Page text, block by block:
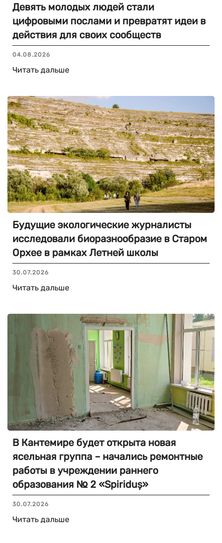
Девять молодых людей стали
цифровыми послами и превратят идеи в
действия для своих сообществ
04.08.2026
Читать дальше
Будущие экологические журналисты
исследовали биоразнообразие в Старом
Орхее в рамках Летней школы
30.07.2026
Читать дальше
В Кантемире будет открыта новая
ясельная группа – начались ремонтные
работы в учреждении раннего
образования № 2 «Spiriduș»
30.07.2026
Читать дальше